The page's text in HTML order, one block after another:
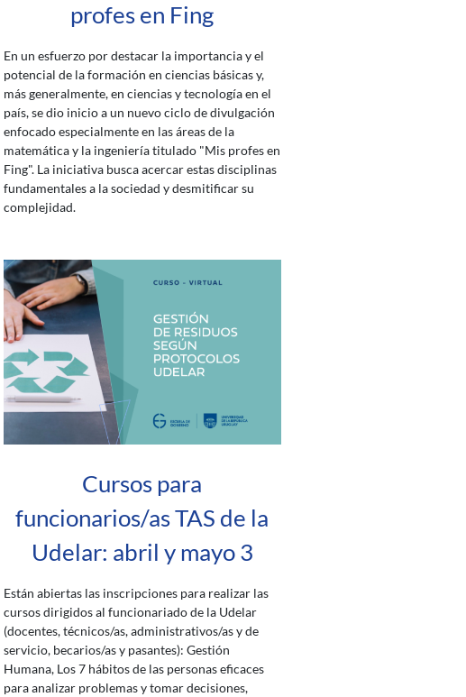
profes en Fing
En un esfuerzo por destacar la importancia y el
potencial de la formación en ciencias básicas y,
más generalmente, en ciencias y tecnología en el
país, se dio inicio a un nuevo ciclo de divulgación
enfocado especialmente en las áreas de la
matemática y la ingeniería titulado "Mis profes en
Fing". La iniciativa busca acercar estas disciplinas
fundamentales a la sociedad y desmitificar su
complejidad.
Cursos para
funcionarios/as TAS de la
Udelar: abril y mayo 3
Están abiertas las inscripciones para realizar las
cursos dirigidos al funcionariado de la Udelar
(docentes, técnicos/as, administrativos/as y de
servicio, becarios/as y pasantes): Gestión
Humana, Los 7 hábitos de las personas eficaces
para analizar problemas y tomar decisiones,